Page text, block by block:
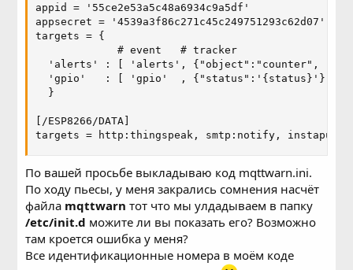
appid = '55ce2e53a5c48a6934c9a5df'
appsecret = '4539a3f86c271c45c249751293c62d07'
targets = {
             # event   # tracker
'alerts' : [ 'alerts', {"object":"counter",
  'gpio'   : [ 'gpio'  , {"status":'{status}'}]
  }
[/ESP8266/DATA]
targets = http:thingspeak, smtp:notify,
По вашей просьбе выкладываю код mqttwarn.ini.
По ходу пьесы, у меня закрались сомнения насчёт
файла mqttwarnтот что мы улдадываем в папку
/etc/init.d можите ли вы показать его? Возможно
там кроется ошибка у меня?
Все идентификационные номера в моём коде